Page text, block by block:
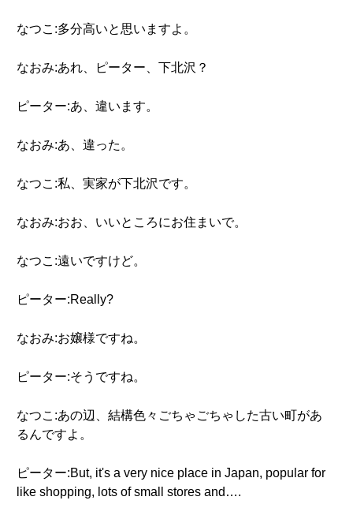
なつこ:多分高いと思いますよ。
なおみ:あれ、ピーター、下北沢？
ピーター:あ、違います。
なおみ:あ、違った。
なつこ:私、実家が下北沢です。
なおみ:おお、いいところにお住まいで。
なつこ:遠いですけど。
ピーター:Really?
なおみ:お嬢様ですね。
ピーター:そうですね。
なつこ:あの辺、結構色々ごちゃごちゃした古い町があ
るんですよ。
ピーター:But, it's a very nice place in Japan, popular for
like shopping, lots of small stores and….